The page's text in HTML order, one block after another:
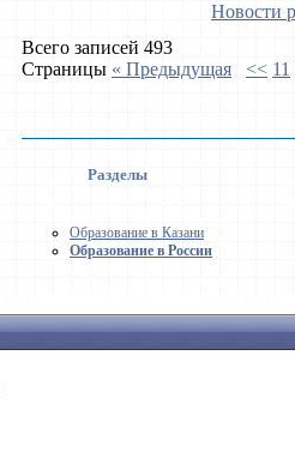
Новости
Всего записей 493
Страницы « Предыдущая << 11
Разделы
Образование в Казани
Образование в России